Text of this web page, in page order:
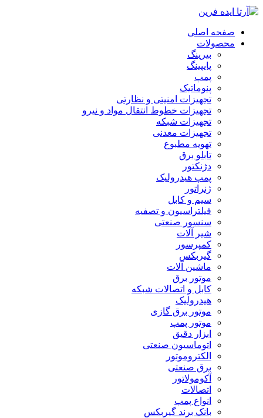
صفحه اصلی
محصولات
بیرینگ
پایپینگ
پمپ
پنوماتیک
تجهیزات امنیتی و نظارتی
تجهیزات خطوط انتقال مواد و نیرو
تجهیزات شبکه
تجهیزات معدنی
تهویه مطبوع
تابلو برق
دژنکتور
پمپ هیدرولیک
ژنراتور
سیم و کابل
فیلتراسیون و تصفیه
سنسور صنعتی
شیر آلات
کمپرسور
گیربکس
ماشین آلات
موتور برق
کابل و اتصالات شبکه
هیدرولیک
موتور برق گازی
موتور پمپ
ابزار دقیق
اتوماسیون صنعتی
الکتروموتور
برق صنعتی
آکومولاتور
اتصالات
انواع پمپ
بانک برند گیربکس